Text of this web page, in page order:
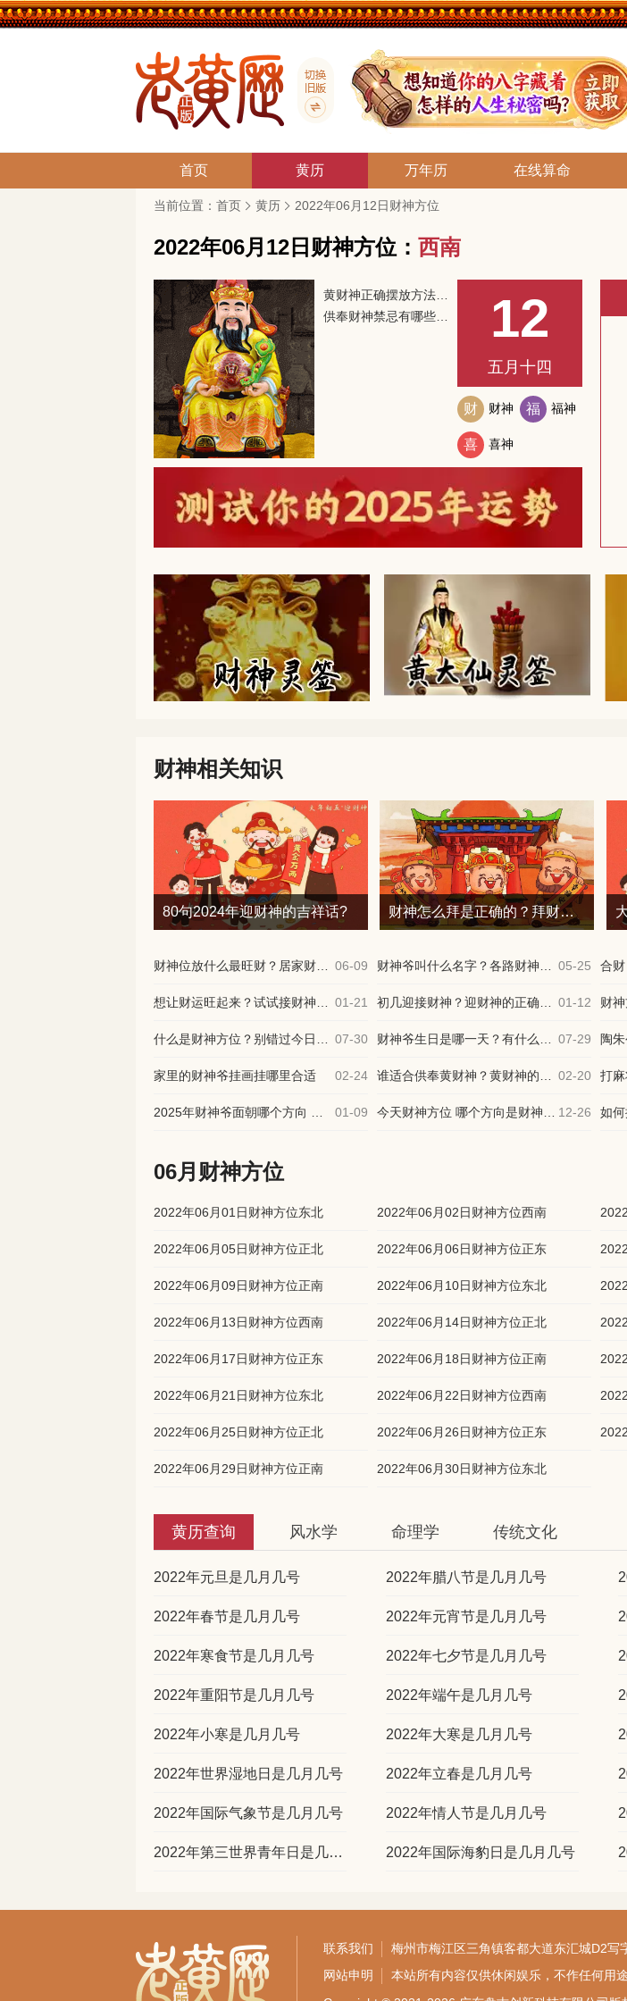
首页 黄历 万年历 在线算命
当前位置： 首页 黄历 2022年06月12日财神方位
2022年06月12日财神方位： 西南
12
五月十四
财 财神 福 福神
喜 喜神
财神相关知识
80句2024年迎财神的吉祥话? 财神怎么拜是正确的？拜财神爷的正确姿势 ?
06-09 05-25 合
01-21 01-12
07-30 07-29 陶
家里的财神爷挂画挂哪里合适 02-24 02-20
01-09 12-26
06月财神方位
2022年06月01日财神方位东北 2022年06月02日财神方位西南
2022年06月05日财神方位正北 2022年06月06日财神方位正东
2022年06月09日财神方位正南 2022年06月10日财神方位东北
2022年06月13日财神方位西南 2022年06月14日财神方位正北
2022年06月17日财神方位正东 2022年06月18日财神方位正南
2022年06月21日财神方位东北 2022年06月22日财神方位西南
2022年06月25日财神方位正北 2022年06月26日财神方位正东
2022年06月29日财神方位正南 2022年06月30日财神方位东北
黄历查询 风水学 命理学 传统文化
2022年元旦是几月几号 2022年腊八节是几月几号
2022年春节是几月几号 2022年元宵节是几月几号
2022年寒食节是几月几号 2022年七夕节是几月几号
2022年重阳节是几月几号 2022年端午是几月几号
2022年小寒是几月几号 2022年大寒是几月几号
2022年世界湿地日是几月几号 2022年立春是几月几号
2022年国际气象节是几月几号 2022年情人节是几月几号
2022年第三世界青年日是几月几号 2022年国际海豹日是几月几号
联系我们
梅州市梅江区三角镇客都大道东汇城D2
网站申明
本站所有内容仅供休闲娱乐，不作任何用